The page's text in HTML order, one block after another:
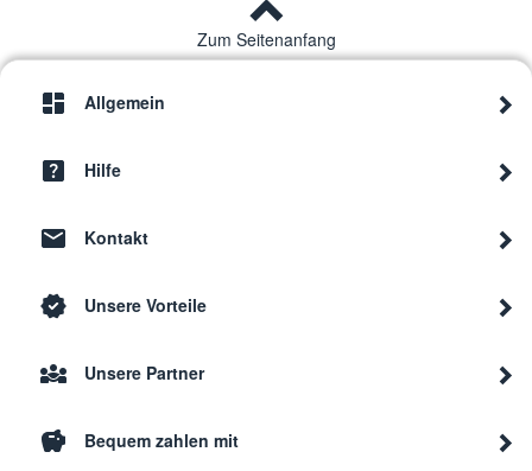
Zum Seitenanfang
Allgemein
Hilfe
Kontakt
Unsere Vorteile
Unsere Partner
Bequem zahlen mit